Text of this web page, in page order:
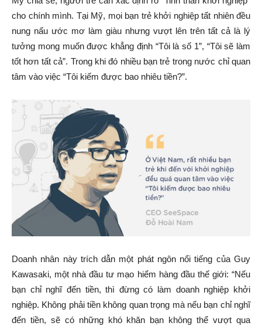
cho chính mình. Tại Mỹ, mọi bạn trẻ khởi nghiệp tất nhiên đều
nung nấu ước mơ làm giàu nhưng vượt lên trên tất cả là lý
tưởng mong muốn được khẳng định “Tôi là số 1”, “Tôi sẽ làm
tốt hơn tất cả”. Trong khi đó nhiều bạn trẻ trong nước chỉ quan
tâm vào việc “Tôi kiếm được bao nhiêu tiền?”.
Doanh nhân này trích dẫn một phát ngôn nổi tiếng của Guy
Kawasaki, một nhà đầu tư mạo hiểm hàng đầu thế giới: “Nếu
bạn chỉ nghĩ đến tiền, thì đừng có làm doanh nghiệp khởi
nghiệp. Không phải tiền không quan trọng mà nếu bạn chỉ nghĩ
đến tiền, sẽ có những khó khăn bạn không thể vượt qua